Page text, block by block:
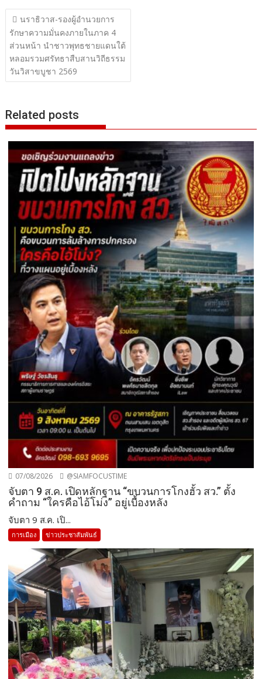
แนะแนว
เรื่อง
นราธิวาส-รองผู้อำนวยการ
รักษาความมั่นคงภายในภาค 4
ส่วนหน้า นำชาวพุทธชายแดนใต้
หลอมรวมศรัทธาสืบสานวิถีธรรม
วันวิสาขบูชา 2569
Related posts
07/08/2026 @SIAMFOCUSTIME
จับตา 9 ส.ค. เปิดหลักฐาน “ขบวนการโกงฮั้ว สว.” ตั้ง
คำถาม “ใครคือไอ้โม่ง” อยู่เบื้องหลัง
จับตา 9 ส.ค. เปิ...
การเมือง ข่าวประชาสัมพันธ์